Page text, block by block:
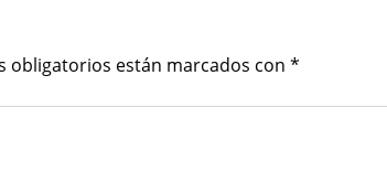
obligatorios están marcados con *